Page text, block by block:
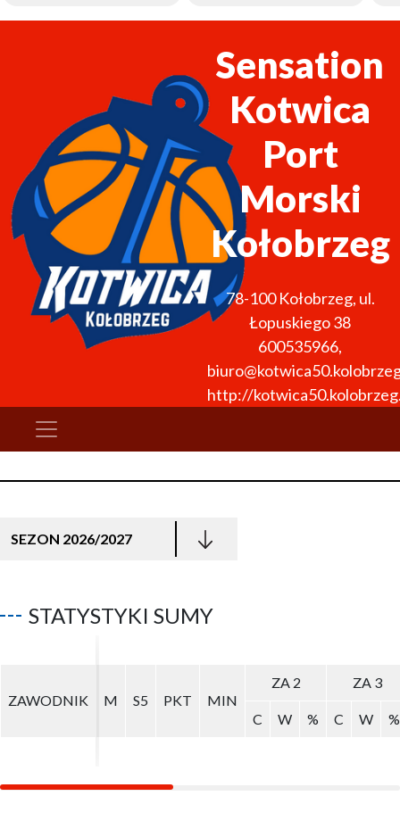
Sensation
Kotwica
Port
Morski
Kołobrzeg
78-100 Kołobrzeg, ul.
Łopuskiego 38
600535966,
http://
SEZON 2026/2027
STATYSTYKI SUMY
ZAWODNIK M S5 PKT MIN
ZA 2 ZA 3
C W % C W %
ZAWODNIK M S5 PKT MIN
ZA 2 ZA 3
C W % C W %